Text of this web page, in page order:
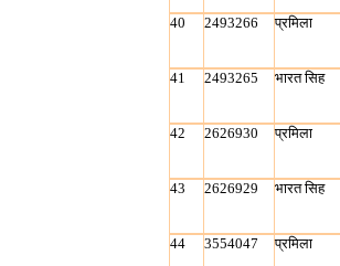
40 2493266 प्रमिला
41 2493265 भारत सिह
42 2626930 प्रमिला
43 2626929 भारत सिह
44 3554047 प्रमिला